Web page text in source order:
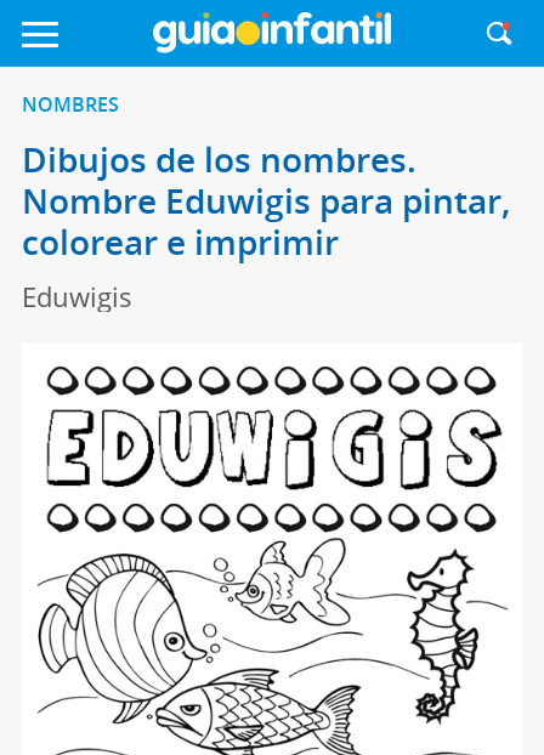
NOMBRES
Dibujos de los nombres.
Nombre Eduwigis para pintar,
colorear e imprimir
Eduwigis